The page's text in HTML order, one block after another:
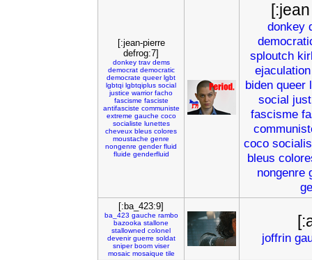
[:jean-pierre
defrog:7]
donkey trav dems
democrat democratic
democrate queer lgbt
lgbtqi lgbtqiplus social
justice warrior facho
fascisme fasciste
antifasciste communiste
extreme gauche coco
socialiste lunettes
cheveux bleus colores
moustache genre
nongenre gender fluid
fluide genderfluid
donkey
sploutch
ejaculation
biden queer
social
fascisme
coco
bleus
nongenre
[:ba_423:9]
ba_423 gauche rambo
bazooka stallone
stallowned colonel
devenir guerre soldat
sniper boom viser
mosaic mosaique tile
joffrin